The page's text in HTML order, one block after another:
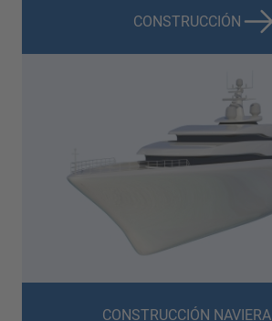
CONSTRUCCIÓN
CONSTRUCCIÓN NAVIERA